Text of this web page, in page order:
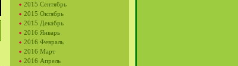
2015 Сентябрь
2015 Октябрь
2015 Декабрь
2016 Январь
2016 Февраль
2016 Март
2016 Апрель